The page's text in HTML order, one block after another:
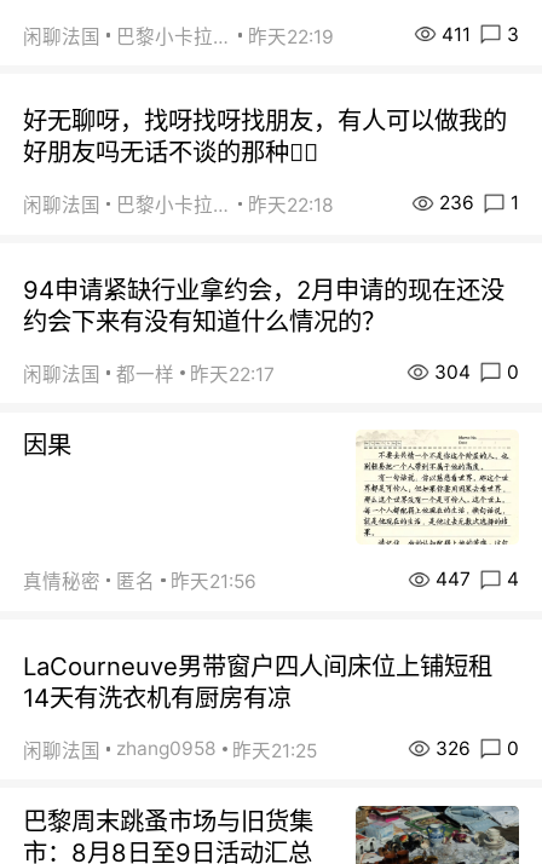
闲聊法国 巴黎小卡拉咪 昨天22:19 411 3
好无聊呀，找呀找呀找朋友，有人可以做我的
好朋友吗无话不谈的那种😮‍💨
闲聊法国 巴黎小卡拉咪 昨天22:18 236 1
94申请紧缺行业拿约会，2月申请的现在还没
约会下来有没有知道什么情况的？
闲聊法国 都一样 昨天22:17 304 0
因果
真情秘密 匿名 昨天21:56 447 4
LaCourneuve男带窗户四人间床位上铺短租
14天有洗衣机有厨房有凉
闲聊法国 zhang0958 昨天21:25 326 0
巴黎周末跳蚤市场与旧货集
市：8月8日至9日活动汇总